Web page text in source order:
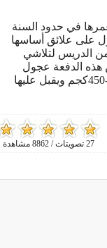
في حدود السنة
العجول على علائق أساسها
الدريس لتلاشي
هذه الدفعة عجول
مسمنة تسمينا جيدا إذ تزن في المتوسط 400-450كجم ويقبل عليها
27 تصويتات / 8862 مشاهدة